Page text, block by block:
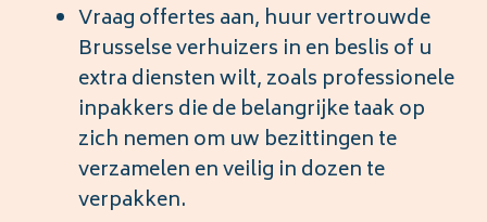
Vraag offertes aan, huur vertrouwde
Brusselse verhuizers in en beslis of u
extra diensten wilt, zoals professionele
inpakkers die de belangrijke taak op
zich nemen om uw bezittingen te
verzamelen en veilig in dozen te
verpakken.